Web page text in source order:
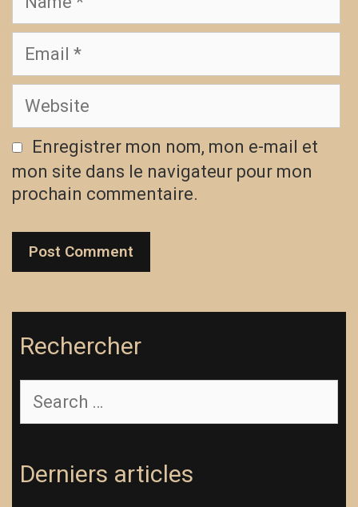
Enregistrer mon nom, mon e-mail et
mon site dans le navigateur pour mon
prochain commentaire.
Rechercher
Derniers articles